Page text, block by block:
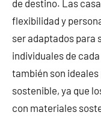
de destino. Las
flexibilidad y
ser adaptados para
individuales de
también son
sostenible, ya que
con materiales